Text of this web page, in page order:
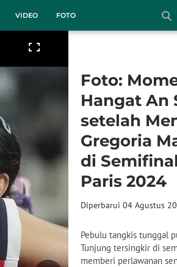
VIDEO FOTO
Foto:
Hangat An
setelah
Gregoria
di
Paris 2024
Diperbarui 04 Agustus
Pebulu tangkis tunggal
Tunjung tersingkir di
memberi perlawanan